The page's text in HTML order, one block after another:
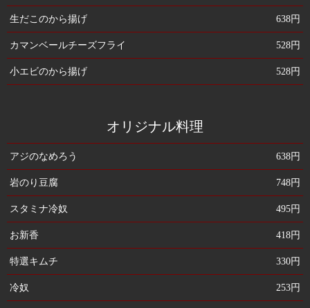
生だこのから揚げ 638円
カマンベールチーズフライ 528円
小エビのから揚げ 528円
オリジナル料理
アジのなめろう 638円
岩のり豆腐 748円
スタミナ冷奴 495円
お新香 418円
特選キムチ 330円
冷奴 253円